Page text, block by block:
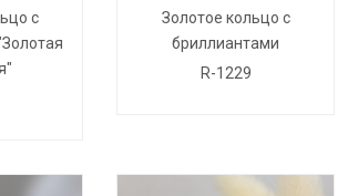
с
Золотое кольцо с
бриллиантами
R-1229